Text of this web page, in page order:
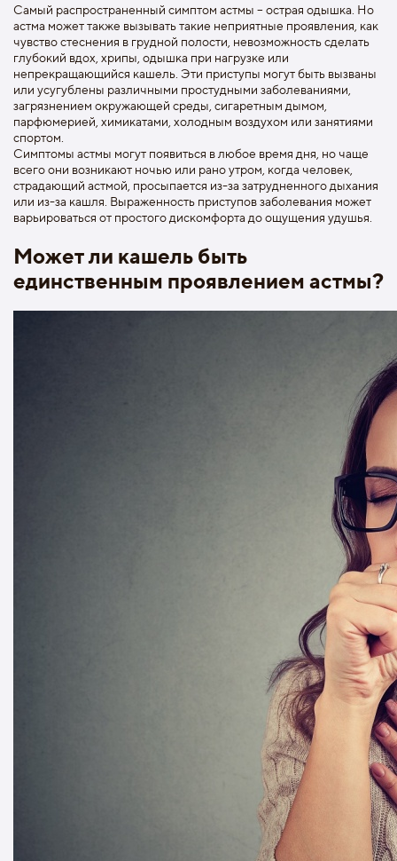
Самый распространенный симптом астмы – острая одышка. Но
астма может также вызывать такие неприятные проявления, как
чувство стеснения в грудной полости, невозможность сделать
глубокий вдох, хрипы, одышка при нагрузке или
непрекращающийся кашель. Эти приступы могут быть вызваны
или усугублены различными простудными заболеваниями,
загрязнением окружающей среды, сигаретным дымом,
парфюмерией, химикатами, холодным воздухом или занятиями
спортом.
Симптомы астмы могут появиться в любое время дня, но чаще
всего они возникают ночью или рано утром, когда человек,
страдающий астмой, просыпается из-за затрудненного дыхания
или из-за кашля. Выраженность приступов заболевания может
варьироваться от простого дискомфорта до ощущения удушья.
Может ли кашель быть
единственным проявлением астмы?